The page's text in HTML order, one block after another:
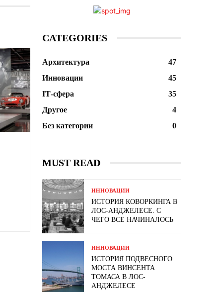
CATEGORIES
Архитектура
47
Инновации
45
ІТ-сфера
35
Другое
4
Без категории
0
MUST READ
ИННОВАЦИИ
ИСТОРИЯ КОВОРКИНГА В
ЛОС-АНДЖЕЛЕСЕ. С
ЧЕГО ВСЕ НАЧИНАЛОСЬ
ИННОВАЦИИ
ИСТОРИЯ ПОДВЕСНОГО
МОСТА ВИНСЕНТА
ТОМАСА В ЛОС-
АНДЖЕЛЕСЕ